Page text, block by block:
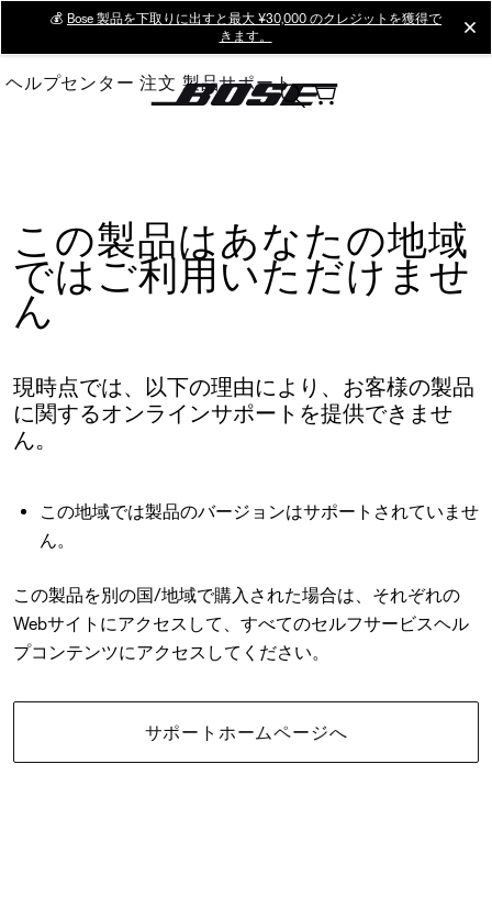
Main
💰 Bose 製品を下取りに出すと最大 ¥30,000 のクレジットを獲得で
きます。
ヘルプセンター 注文 製品サポート
この製品はあなたの地域
ではご利用いただけませ
ん
現時点では、以下の理由により、お客様の製品
に関するオンラインサポートを提供できませ
ん。
この地域では製品のバージョンはサポートされていませ
ん。
この製品を別の国/地域で購入された場合は、それぞれの
Webサイトにアクセスして、すべてのセルフサービスヘル
プコンテンツにアクセスしてください。
サポートホームページへ